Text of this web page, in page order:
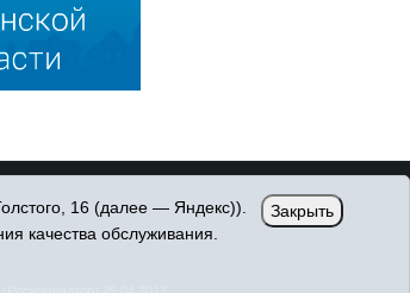
16 (далее — Яндекс)).
качества обслуживания.
Закрыть